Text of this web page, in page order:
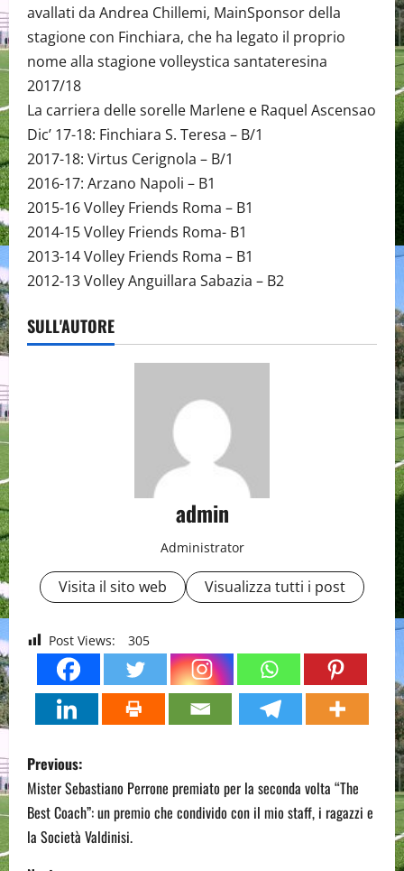
avallati da Andrea Chillemi, MainSponsor della
stagione con Finchiara, che ha legato il proprio
nome alla stagione volleystica santateresina
2017/18
La carriera delle sorelle Marlene e Raquel Ascensao
Dic’ 17-18: Finchiara S. Teresa – B/1
2017-18: Virtus Cerignola – B/1
2016-17: Arzano Napoli – B1
2015-16 Volley Friends Roma – B1
2014-15 Volley Friends Roma- B1
2013-14 Volley Friends Roma – B1
2012-13 Volley Anguillara Sabazia – B2
SULL'AUTORE
admin
Administrator
Visita il sito web Visualizza tutti i post
Post Views: 305
P
o
s
Previous:
Mister Sebastiano Perrone premiato per la seconda volta “The
Best Coach”: un premio che condivido con il mio staff, i ragazzi e
la Società Valdinisi.